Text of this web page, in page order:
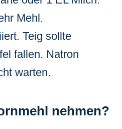
Mehl.
Teig sollte
fallen. Natron
warten.
nehmen?